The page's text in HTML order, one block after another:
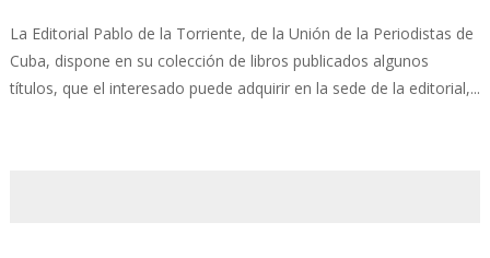
La Editorial Pablo de la Torriente, de la Unión de la Periodistas de
Cuba, dispone en su colección de libros publicados algunos
títulos, que el interesado puede adquirir en la sede de la editorial,...